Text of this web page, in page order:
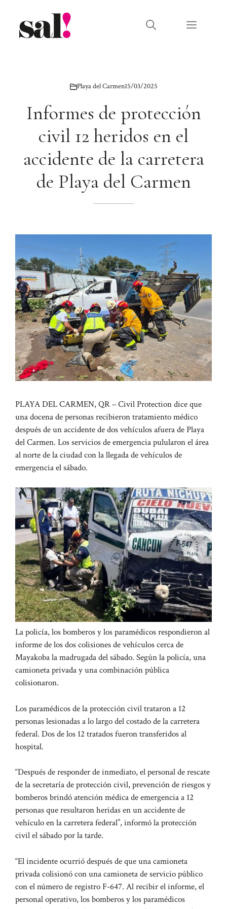
contenido
Menú
Playa del Carmen15/03/2025
Informes de protección
civil 12 heridos en el
accidente de la carretera
de Playa del Carmen
PLAYA DEL CARMEN, QR – Civil Protection dice que
una docena de personas recibieron tratamiento médico
después de un accidente de dos vehículos afuera de Playa
del Carmen. Los servicios de emergencia pulularon el área
al norte de la ciudad con la llegada de vehículos de
emergencia el sábado.
La policía, los bomberos y los paramédicos respondieron al
informe de los dos colisiones de vehículos cerca de
Mayakoba la madrugada del sábado. Según la policía, una
camioneta privada y una combinación pública
colisionaron.
Los paramédicos de la protección civil trataron a 12
personas lesionadas a lo largo del costado de la carretera
federal. Dos de los 12 tratados fueron transferidos al
hospital.
“Después de responder de inmediato, el personal de rescate
de la secretaría de protección civil, prevención de riesgos y
bomberos brindó atención médica de emergencia a 12
personas que resultaron heridas en un accidente de
vehículo en la carretera federal”, informó la protección
civil el sábado por la tarde.
“El incidente ocurrió después de que una camioneta
privada colisionó con una camioneta de servicio público
con el número de registro F-647. Al recibir el informe, el
personal operativo, los bomberos y los paramédicos